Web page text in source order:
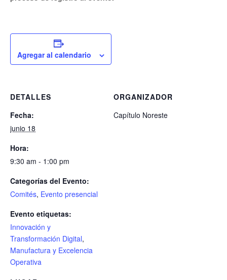
Agregar al calendario
DETALLES
Fecha:
junio 18
Hora:
9:30 am - 1:00 pm
Categorías del Evento:
Comités, Evento presencial
Evento etiquetas:
Innovación y
Transformación Digital,
Manufactura y Excelencia
Operativa
ORGANIZADOR
Capítulo Noreste